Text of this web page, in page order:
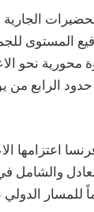
الجارية
الشق رفيع
نحو
اعتزامها
والشامل
الدولي